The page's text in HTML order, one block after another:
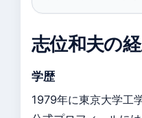
志位和夫の
学歴
1979年に東京大学工